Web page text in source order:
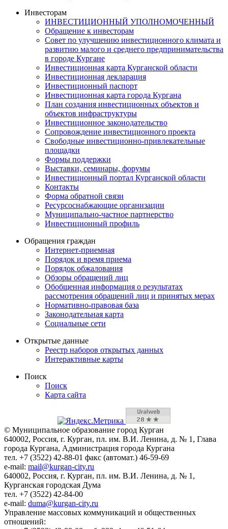
Инвесторам
ИНВЕСТИЦИОННЫЙ УПОЛНОМОЧЕННЫЙ
Обращение к инвесторам
Совет по улучшению инвестиционного климата и
развитию малого и среднего предпринимательства
в городе Кургане
Инвестиционная карта Курганской области
Инвестиционная декларация
Инвестиционный паспорт
Инвестиционная карта города Кургана
План создания инвестиционных объектов и
объектов инфраструктуры
Инвестиционное законодательство
Сопровождение инвестиционного проекта
Свободные инвестиционно-привлекательные
площадки
Формы поддержки
Выставки, семинары, форумы
Инвестиционный портал Курганской области
Контакты
Форма обратной связи
Ресурсоснабжающие организации
Муниципально-частное партнерство
Инвестиционный профиль
Обращения граждан
Интернет-приемная
Порядок и время приема
Порядок обжалования
Обзоры обращений лиц
Обобщенная информация о результатах
рассмотрения обращений лиц и принятых мерах
Нормативно-правовая база
Законодательная карта
Социальные сети
Открытые данные
Реестр наборов открытых данных
Интерактивные карты
Поиск
Поиск
Карта сайта
© Муниципальное образование город Курган
640002, Россия, г. Курган, пл. им. В.И. Ленина, д. № 1, Глава
города Кургана, Администрация города Кургана
тел. +7 (3522) 42-88-01 факс (автомат.) 46-59-69
e-mail: mail@kurgan-city.ru
640002, Россия, г. Курган, пл. им. В.И. Ленина, д. № 1,
Курганская городская Дума
тел. +7 (3522) 42-84-00
e-mail: duma@kurgan-city.ru
Управление массовых коммуникаций и общественных
отношений: